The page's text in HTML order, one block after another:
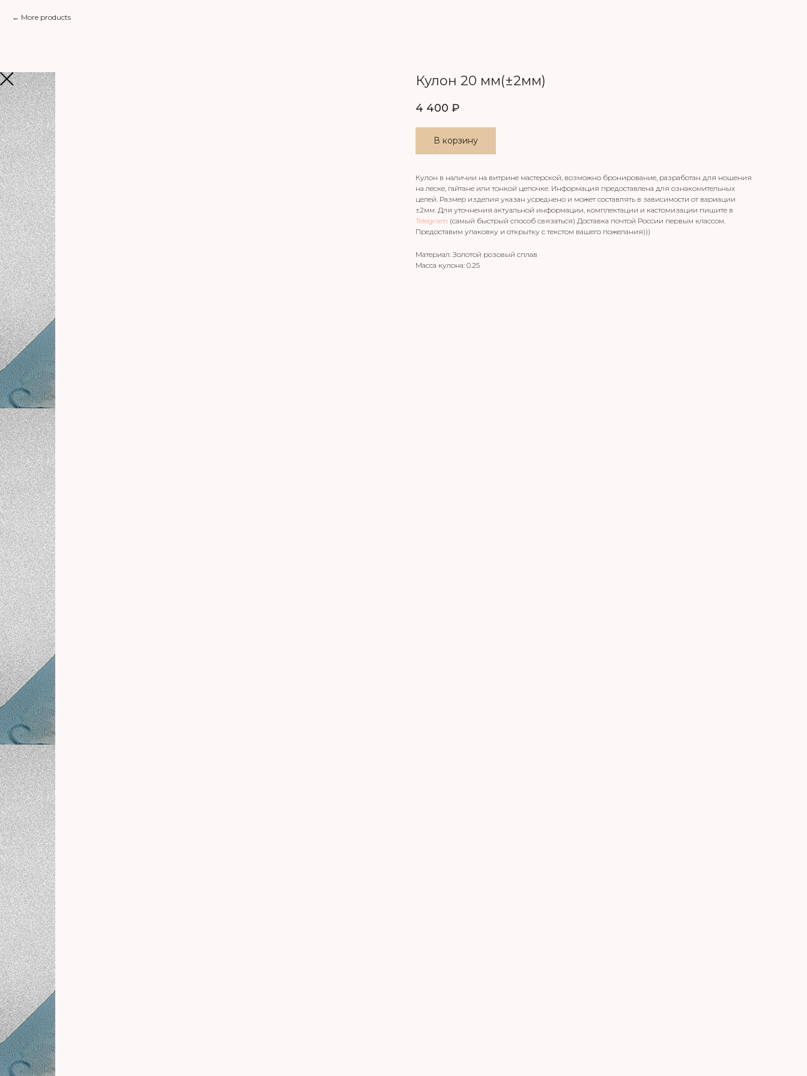
More products
Кулон 20 мм(±2мм)
4 400 ₽
В корзину
Кулон в наличии на витрине мастерской, возможно бронирование, разработан для ношения
на леске, гайтане или тонкой цепочке. Информация предоставлена для ознакомительных
целей. Размер изделия указан усреднено и может составлять в зависимости от вариации
±2мм. Для уточнения актуальной информации, комплектации и кастомизации пишите в
Telegram (самый быстрый способ связаться) Доставка почтой России первым классом.
Предоставим упаковку и открытку с текстом вашего пожелания)))
Материал: Золотой розовый сплав
Масса кулона: 0.25